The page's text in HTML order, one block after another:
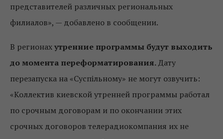
представителей различных региональных
филиалов», — добавлено в сообщении.
В регионахутренние программы будут выходить
до момента переформатирования.Дату
перезапуска на «Суспільному» не могут озвучить:
«Коллектив киевской утренней программы работал
по срочным договорам и по окончании этих
срочных договоров телерадиокомпания их не